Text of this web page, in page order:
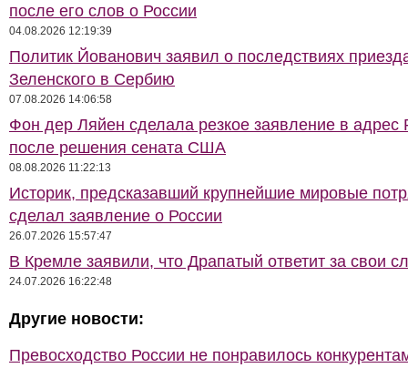
после его слов о России
04.08.2026 12:19:39
Политик Йованович заявил о последствиях
Зеленского в Сербию
07.08.2026 14:06:58
Фон дер Ляйен сделала резкое заявление в адрес
после решения сената США
08.08.2026 11:22:13
Историк, предсказавший крупнейшие мировые
сделал заявление о России
26.07.2026 15:57:47
В Кремле заявили, что Драпатый ответит за свои
24.07.2026 16:22:48
Другие новости:
Превосходство России не понравилось